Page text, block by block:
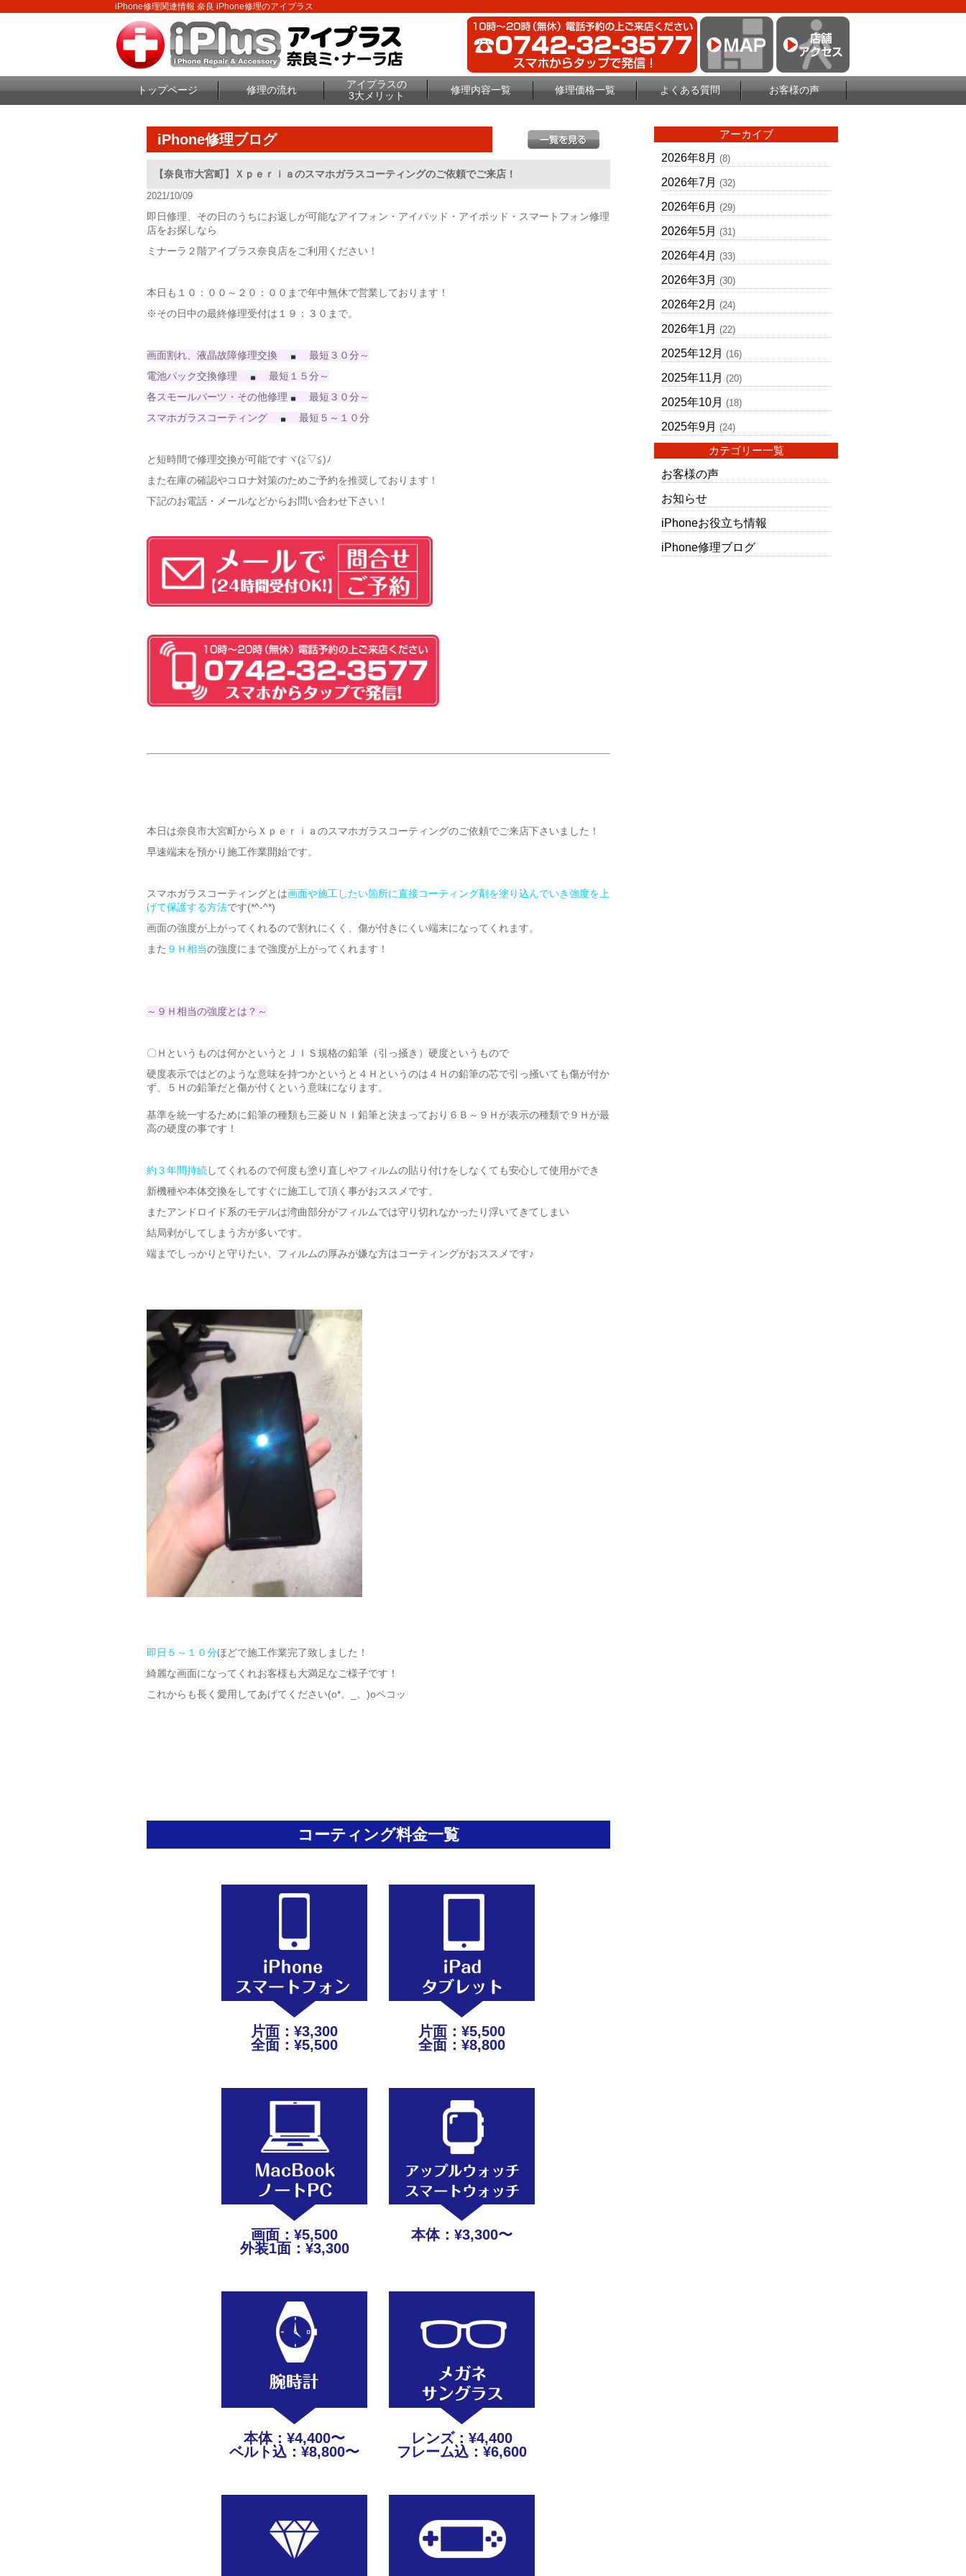
iPhone修理関連情報 奈良 iPhone修理のアイプラス
トップページ 修理の流れ
アイプラスの
3大メリット
修理内容一覧 修理価格一覧 よくある質問 お客様の声
iPhone修理ブログ
【奈良市大宮町】Ｘｐｅｒｉａのスマホガラスコーティングのご依頼でご来店！
2021/10/09
即日修理、その日のうちにお返しが可能なアイフォン・アイパッド・アイポッド・スマートフォン修理
店をお探しなら
ミナーラ２階アイプラス奈良店をご利用ください！
本日も１０：００～２０：００まで年中無休で営業しております！
※その日中の最終修理受付は１９：３０まで。
画面割れ、液晶故障修理交換
最短３０分～
電池パック交換修理
最短１５分～
各スモールパーツ・その他修理
最短３０分～
スマホガラスコーティング
最短５～１０分
と短時間で修理交換が可能ですヾ(≧▽≦)ﾉ
また在庫の確認やコロナ対策のためご予約を推奨しております！
下記のお電話・メールなどからお問い合わせ下さい！
本日は奈良市大宮町からＸｐｅｒｉａのスマホガラスコーティングのご依頼でご来店下さいました！
早速端末を預かり施工作業開始です。
スマホガラスコーティングとは画面や施工したい箇所に直接コーティング剤を塗り込んでいき強度を上
げて保護する方法です(*^-^*)
画面の強度が上がってくれるので割れにくく、傷が付きにくい端末になってくれます。
また ９Ｈ相当の強度にまで強度が上がってくれます！
～９Ｈ相当の強度とは？～
〇Ｈというものは何かというとＪＩＳ規格の鉛筆（引っ掻き）硬度というもので
硬度表示ではどのような意味を持つかというと４Ｈというのは４Ｈの鉛筆の芯で引っ掻いても傷が付か
ず、５Ｈの鉛筆だと傷が付くという意味になります。
基準を統一するために鉛筆の種類も三菱ＵＮＩ鉛筆と決まっており６Ｂ～９Ｈが表示の種類で９Ｈが最
高の硬度の事です！
約３年間持続してくれるので何度も塗り直しやフィルムの貼り付けをしなくても安心して使用ができ
新機種や本体交換をしてすぐに施工して頂く事がおススメです。
またアンドロイド系のモデルは湾曲部分がフィルムでは守り切れなかったり浮いてきてしまい
結局剥がしてしまう方が多いです。
端までしっかりと守りたい、フィルムの厚みが嫌な方はコーティングがおススメです♪
即日５～１０分ほどで施工作業完了致しました！
綺麗な画面になってくれお客様も大満足なご様子です！
これからも長く愛用してあげてください(o*。_。)oペコッ
コーティング料金一覧
片面：¥3,300
全面：¥5,500
片面：¥5,500
全面：¥8,800
画面：¥5,500
外装1面：¥3,300
本体：¥3,300〜
本体：¥4,400〜
ベルト込：¥8,800〜
レンズ：¥4,400
フレーム込：¥6,600
アーカイブ
2026年8月 (8)
2026年7月 (32)
2026年6月 (29)
2026年5月 (31)
2026年4月 (33)
2026年3月 (30)
2026年2月 (24)
2026年1月 (22)
2025年12月 (16)
2025年11月 (20)
2025年10月 (18)
2025年9月 (24)
カテゴリー一覧
お客様の声
お知らせ
iPhoneお役立ち情報
iPhone修理ブログ